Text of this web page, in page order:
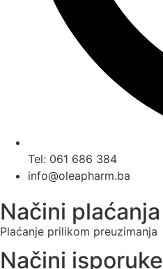
Tel: 061 686 384
info@oleapharm.ba
Načini plaćanja
Plaćanje prilikom preuzimanja
Načini isporuke